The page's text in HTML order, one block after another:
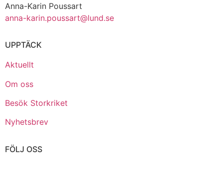
Anna-Karin Poussart
anna-karin.poussart@lund.se
UPPTÄCK
Aktuellt
Om oss
Besök Storkriket
Nyhetsbrev
FÖLJ OSS